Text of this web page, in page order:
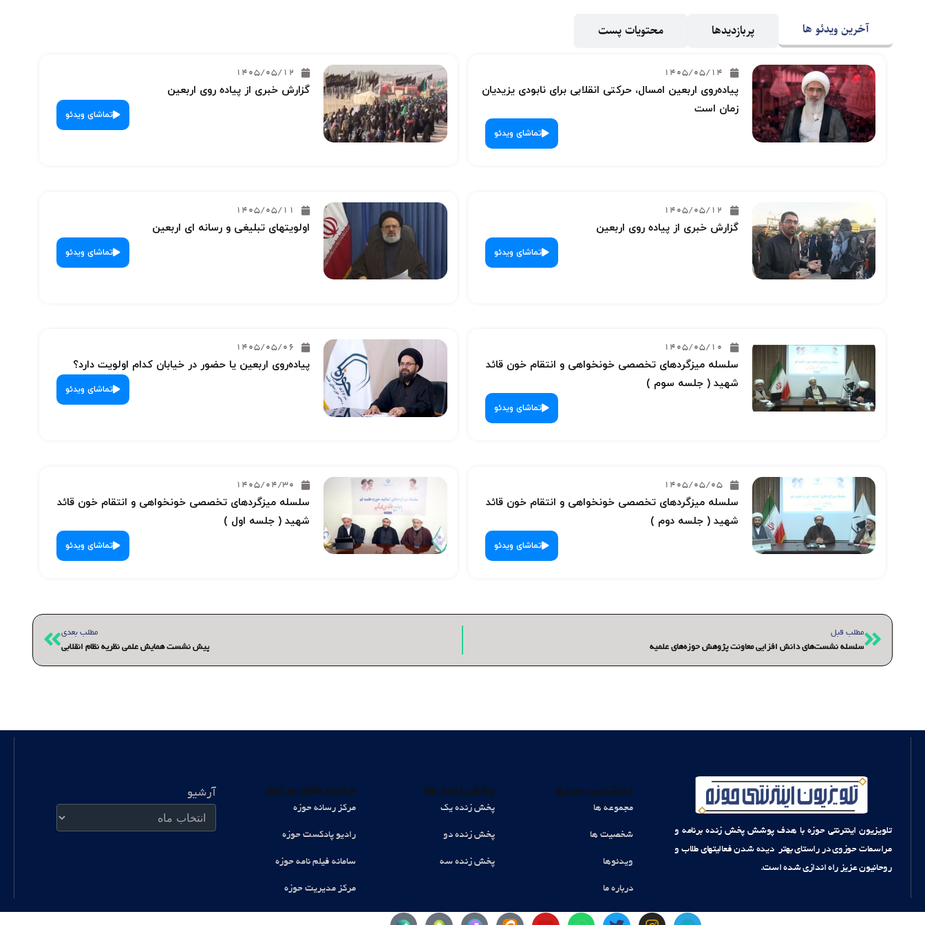
آخرین ویدئو ها پربازدیدها محتویات پست
1405/05/14
پیاده‌روی اربعین امسال، حرکتی انقلابی برای نابودی یزیدیان
زمان است
تماشای ویدئو
1405/05/12
گزارش خبری از پیاده روی اربعین
تماشای ویدئو
1405/05/12
گزارش خبری از پیاده روی اربعین
تماشای ویدئو
1405/05/11
اولویتهای تبلیغی و رسانه ای اربعین
تماشای ویدئو
1405/05/10
سلسله میزگردهای تخصصی خونخواهی و انتقام خون قائد
شهید ( جلسه سوم )
تماشای ویدئو
1405/05/06
پیاده‌روی اربعین یا حضور در خیابان کدام اولویت دارد؟
تماشای ویدئو
1405/05/05
سلسله میزگردهای تخصصی خونخواهی و انتقام خون قائد
شهید ( جلسه دوم )
تماشای ویدئو
1405/04/30
سلسله میزگردهای تخصصی خونخواهی و انتقام خون قائد
شهید ( جلسه اول )
تماشای ویدئو
قبلیمطلب قبل
سلسله نشست‌های دانش افزایی معاونت پژوهش حوزه‌های علمیه
مطلب بعدی
پیش نشست همایش علمی نظریه نظام انقلابی
بعدی
تلویزیون اینترنتی حوزه با هدف پوشش پخش زنده برنامه و
مراسمات حوزوی در راستای بهتر دیده شدن فعالیتهای طلاب و
روحانیون عزیز راه اندازی شده است.
دسترسی سریع
مجموعه ها
شخصیت ها
ویدئوها
درباره ما
پخش زنده ها
پخش زنده یک
پخش زنده دو
پخش زنده سه
سایت های مرتبط
مرکز رسانه حوزه
رادیو پادکست حوزه
سامانه فیلم نامه حوزه
مرکز مدیریت حوزه
آرشیو
آرشیو
T
I
T
W
Y